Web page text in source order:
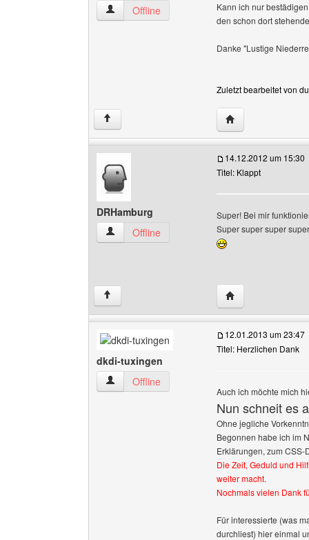
duhlendorferreblaeuse Benutzer-Profile
Offline
Kann ich nur
den schon dort
Danke "Lustige
Zuletzt bearbeitet von
↑ Website dieses
DRHamburg
DRHamburg Benutzer-Profile anzeigen
Offline
14.12.2012 um 15:30
Titel: Klappt
Super! Bei mir
Super super super
↑ Website dieses
dkdi-tuxingen
dkdi-tuxingen Benutzer-Profile anzeigen
Offline
12.01.2013 um 23:47
Titel: Herzlichen Dank
Auch ich möchte mich
Nun schneit es
Ohne jegliche
Begonnen habe ich im
Erklärungen, zum
Die Zeit, Geduld und
weiter macht.
Nochmals vielen Dank
Für interessierte (was
durchliest) hier einmal